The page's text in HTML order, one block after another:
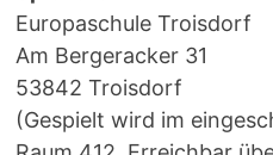
Europaschule Troisdorf
Am Bergeracker 31
53842 Troisdorf
(Gespielt wird im